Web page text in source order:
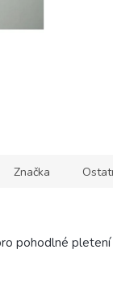
Značka
pohodlné